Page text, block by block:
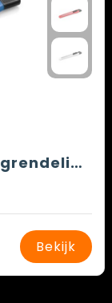
BALIC. Precisiemes met vergrendelingsmechanisme
Bekijk